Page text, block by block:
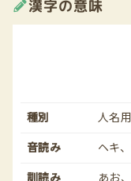
漢字の意味
種別
人名
音読み
ヘキ
訓読み
あお